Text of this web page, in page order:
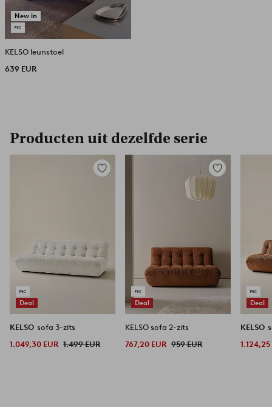
New in
KELSO leunstoel
639 EUR
Producten uit dezelfde serie
Deal
Toevoegen
KELSO sofa 3-zits
1.049,30 EUR 1.499 EUR
Deal
Toevoegen
aan
favorieten
KELSO sofa 2-zits
767,20 EUR 959 EUR
Deal
KELSO
1.124,25